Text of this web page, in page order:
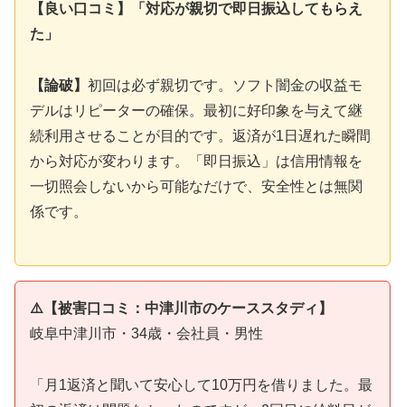
【良い口コミ】「対応が親切で即日振込してもらえ
た」
【論破】 初回は必ず親切です。ソフト闇金の収益モ
デルはリピーターの確保。最初に好印象を与えて継
続利用させることが目的です。返済が1日遅れた瞬間
から対応が変わります。「即日振込」は信用情報を
一切照会しないから可能なだけで、安全性とは無関
係です。
⚠️【被害口コミ：中津川市のケーススタディ】
岐阜中津川市・34歳・会社員・男性
「月1返済と聞いて安心して10万円を借りました。最